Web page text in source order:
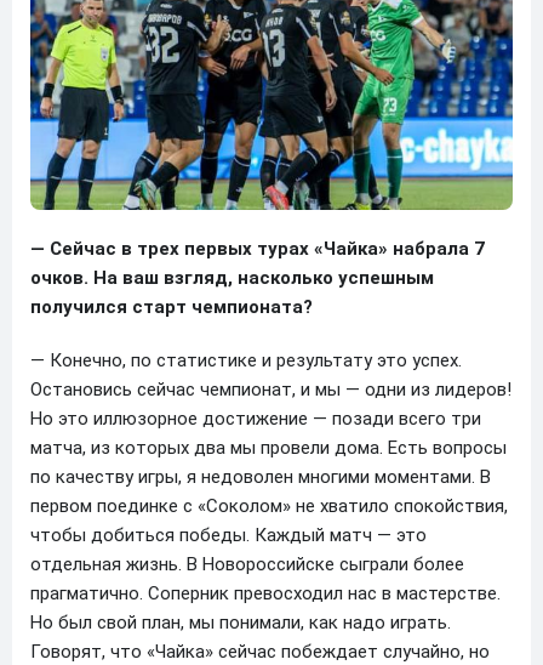
— Сейчас в трех первых турах «Чайка» набрала 7
очков. На ваш взгляд, насколько успешным
получился старт чемпионата?
— Конечно, по статистике и результату это успех.
Остановись сейчас чемпионат, и мы — одни из лидеров!
Но это иллюзорное достижение — позади всего три
матча, из которых два мы провели дома. Есть вопросы
по качеству игры, я недоволен многими моментами. В
первом поединке с «Соколом» не хватило спокойствия,
чтобы добиться победы. Каждый матч — это
отдельная жизнь. В Новороссийске сыграли более
прагматично. Соперник превосходил нас в мастерстве.
Но был свой план, мы понимали, как надо играть.
Говорят, что «Чайка» сейчас побеждает случайно, но